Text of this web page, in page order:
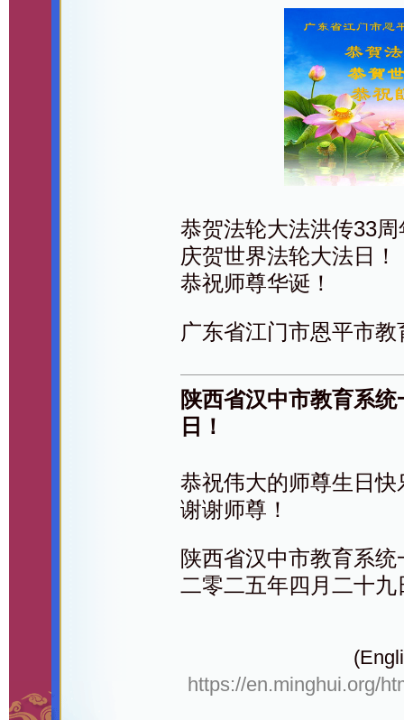
恭贺法轮大法洪传33周
庆贺世界法轮大法日！
恭祝师尊华诞！
广东省江门市恩平市
陕西省汉中市教育系
日！
恭祝伟大的师尊生日
谢谢师尊！
陕西省汉中市教育系
二零二五年四月二十九
https://en.minghui.org/